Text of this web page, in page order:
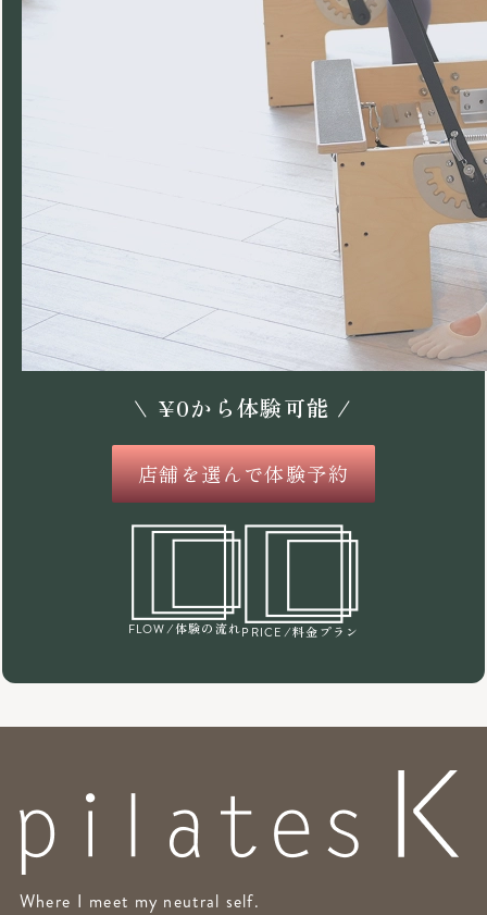
\ ¥0から体験可能 /
店舗を選んで体験予約
FLOW /体験の流れPRICE /料金プラン
Where I meet my neutral self.